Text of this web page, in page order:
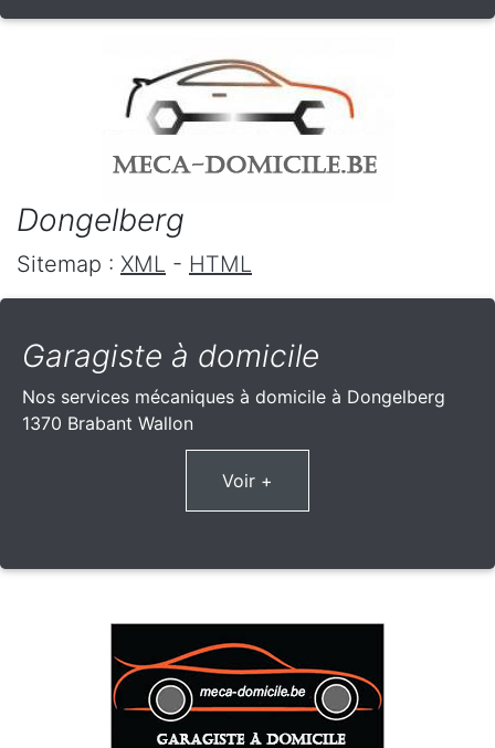
Dongelberg
Sitemap : XML - HTML
Garagiste à domicile
Nos services mécaniques à domicile à Dongelberg
1370 Brabant Wallon
Voir +